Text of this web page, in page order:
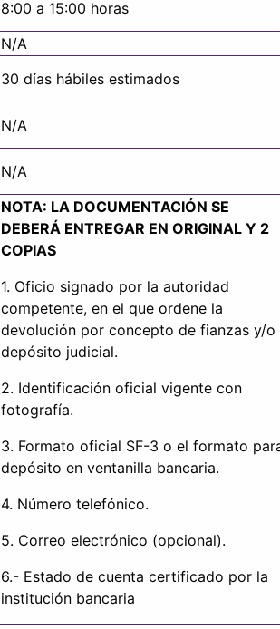
8:00 a 15:00 horas
N/A
30 días hábiles estimados
N/A
N/A
NOTA: LA DOCUMENTACIÓN SE
DEBERÁ ENTREGAR EN ORIGINAL Y 2
COPIAS
1. Oficio signado por la autoridad
competente, en el que ordene la
devolución por concepto de fianzas y/o
depósito judicial.
2. Identificación oficial vigente con
fotografía.
3. Formato oficial SF-3 o el formato
depósito en ventanilla bancaria.
4. Número telefónico.
5. Correo electrónico (opcional).
6.- Estado de cuenta certificado por la
institución bancaria